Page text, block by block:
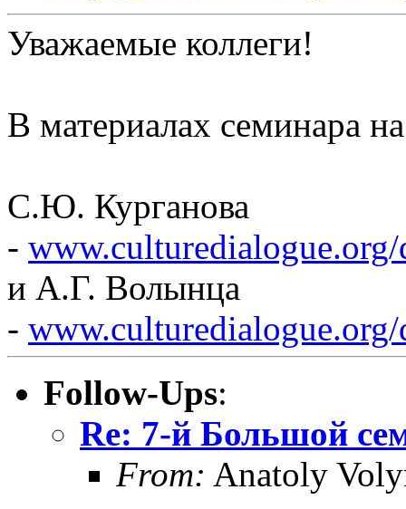
Уважаемые коллеги!
В материалах семинара
С.Ю. Курганова
-
и А.Г. Волынца
-
Follow-Ups:
Re: 7-й Большой
From: Anatoly